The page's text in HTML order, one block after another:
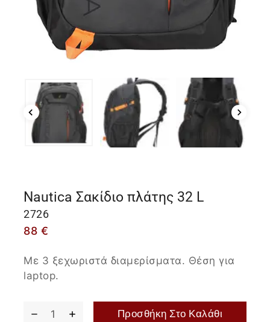
Nautica Σακίδιο πλάτης 32 L
2726
88 €
Με 3 ξεχωριστά διαμερίσματα. Θέση για
laptop.
Προσθήκη Στο Καλάθι